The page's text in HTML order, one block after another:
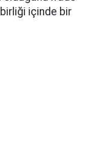
içinde bir